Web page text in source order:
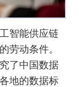
智能供应链
动条件。
了中国数据
地的数据标